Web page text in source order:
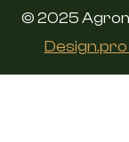
© 2025
Design.pro